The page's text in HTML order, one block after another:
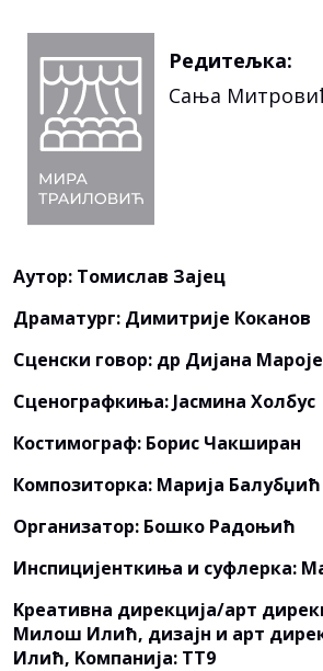
Редитељка:
Сања
Аутор: Томислав Зајец
Драматург: Димитрије Коканов
Сценски говор: др Дијана
Сценографкиња: Јасмина Холбус
Костимограф: Борис Чакширан
Композиторка: Марија Балубџић
Организатор: Бошко Радоњић
Инспицијенткиња и суфлерка:
Kреативна дирекција/арт
Милош Илић, дизајн и арт
Илић, Kомпанија: ТТ9